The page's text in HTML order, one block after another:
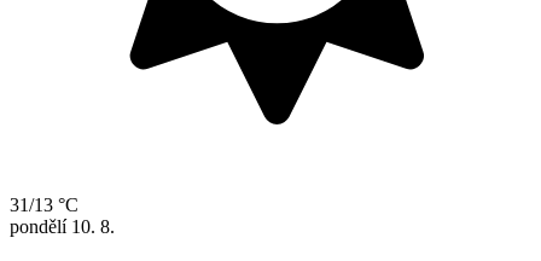
31/13 °C
pondělí 10. 8.